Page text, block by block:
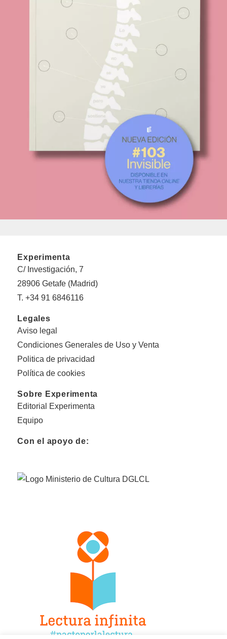
Experimenta
C/ Investigación, 7
28906 Getafe (Madrid)
T. +34 91 6846116
Legales
Aviso legal
Condiciones Generales de Uso y Venta
Politica de privacidad
Política de cookies
Sobre Experimenta
Editorial Experimenta
Equipo
Con el apoyo de: